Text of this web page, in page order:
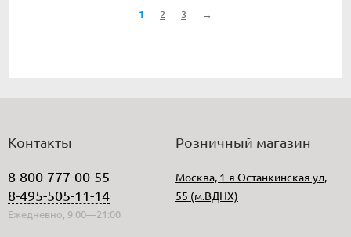
1 2 3 →
Контакты
8-800-777-00-55
8-495-505-11-14
Ежедневно, 9:00—21:00
Розничный магазин
Москва, 1-я Останкинская ул,
55 (м.ВДНХ)